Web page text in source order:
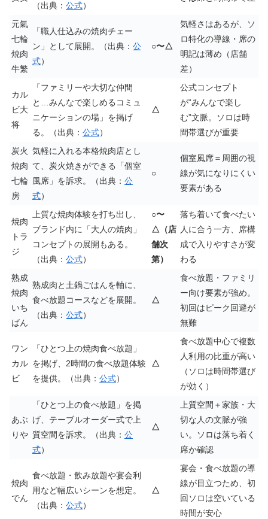
（出典： 公式）
元氣
七輪
焼肉
牛繁
「職人仕込みの焼肉チェー
ン」として展開。（出典： 公
式）
○〜△
気軽さはあるが、ソ
ロ特化の導線・席の
明記は薄め（店舗
差）
カル
ビ大
将
「ファミリーや大切な仲間
と…みんなで楽しめるコミュ
ニケーションの場」を掲げ
る。（出典： 公式）
△
公式コンセプト
が“みんなで楽し
む”文脈。ソロは時
間帯選びが重要
炭火
焼肉
七輪
房
気軽に入れる本格焼肉店とし
て、炭火焼きができる「個室
風席」を訴求。（出典： 公
式）
○
個室風席＝周囲の視
線が気になりにくい
要素がある
焼肉
トラ
ジ
上質な焼肉体験を打ち出し、
ブランド内に「大人の焼肉」
コンセプトの展開もある。
（出典： 公式）
○〜
△（店
舗次
第）
落ち着いて食べたい
人に合う一方、席構
成で入りやすさが変
わる
熟成
焼肉
いち
ばん
熟成肉と土鍋ごはんを軸に、
食べ放題コースなどを展開。
（出典： 公式）
△
食べ放題・ファミリ
ー向け要素が強め。
初回はピーク回避が
無難
ワン
カル
ビ
「ひとつ上の焼肉食べ放題」
を掲げ、2時間の食べ放題体験
を提供。（出典： 公式）
△
食べ放題中心で複数
人利用の比重が高い
（ソロは時間帯選び
が効く）
あぶ
りや
「ひとつ上の食べ放題」を掲
げ、テーブルオーダー式で上
質空間を訴求。（出典： 公
式）
△
上質空間＋家族・大
切な人の文脈が強
い。ソロは落ち着く
席か確認
焼肉
でん
食べ放題・飲み放題や宴会利
用など幅広いシーンを想定。
（出典： 公式）
△
宴会・食べ放題の導
線が目立つため、初
回ソロは空いている
時間が安心